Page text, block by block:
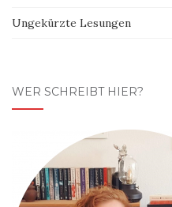
Ungekürzte Lesungen
WER SCHREIBT HIER?